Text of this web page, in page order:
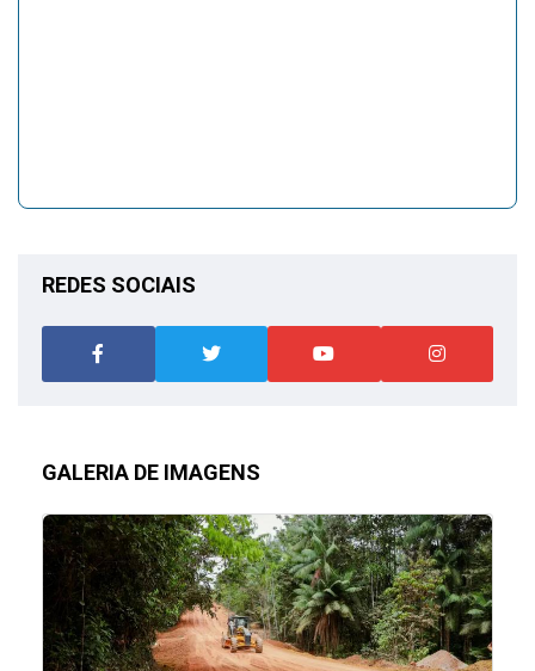
REDES SOCIAIS
GALERIA DE IMAGENS